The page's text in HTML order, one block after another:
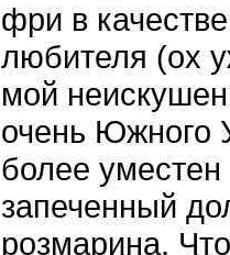
фри в
любителя (ох
мой
очень Южного
более
запеченный
розмарина.